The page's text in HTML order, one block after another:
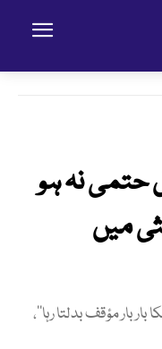
حتمی نہ ہو
میں
بار مؤقف بدلتا رہا‘‘،